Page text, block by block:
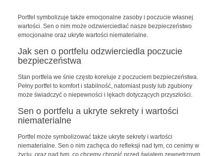
Portfel symbolizuje także emocjonalne zasoby i poczucie własnej
wartości. Sen o nim może odzwierciedlać nasze bezpieczeństwo
emocjonalne oraz ukryte wartości niematerialne.
Jak sen o portfelu odzwierciedla poczucie
bezpieczeństwa
Stan portfela we śnie często koreluje z poczuciem bezpieczeństwa.
Pełny portfel to komfort i stabilność, natomiast pusty lub zgubiony
może świadczyć o niepewności i lękach dotyczących przyszłości.
Sen o portfelu a ukryte sekrety i wartości
niematerialne
Portfel może symbolizować także ukryte sekrety i wartości
niematerialne. Sen o nim zachęca do refleksji nad tym, co cenimy w
życiu, oraz nad tym, co chcemy chronić przed światem zewnętrznym.